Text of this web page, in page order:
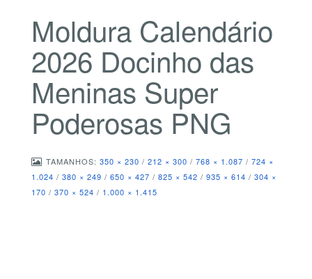
Moldura Calendário
2026 Docinho das
Meninas Super
Poderosas PNG
TAMANHOS: 350 × 230 / 212 × 300 / 768 × 1.087 / 724 ×
1.024 / 380 × 249 / 650 × 427 / 825 × 542 / 935 × 614 / 304 ×
170 / 370 × 524 / 1.000 × 1.415